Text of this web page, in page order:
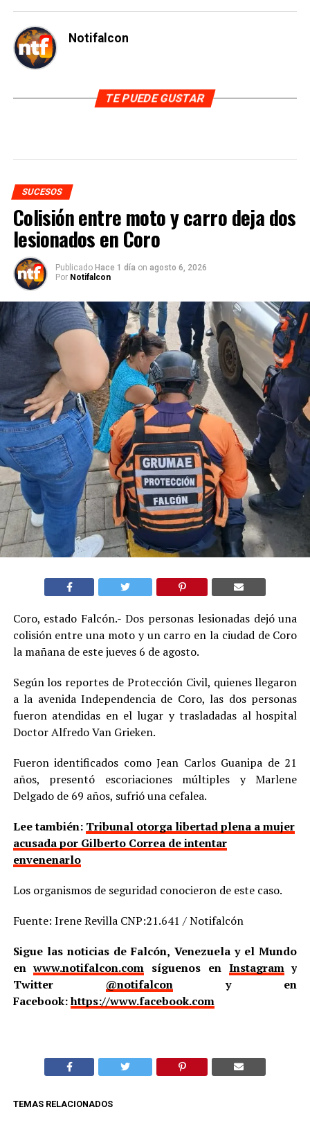
Notifalcon
TE PUEDE GUSTAR
SUCESOS
Colisión entre moto y carro deja dos
lesionados en Coro
Publicado Hace 1 día on agosto 6, 2026
Por Notifalcon
Coro, estado Falcón.- Dos personas lesionadas dejó una
colisión entre una moto y un carro en la ciudad de Coro
la mañana de este jueves 6 de agosto.
Según los reportes de Protección Civil, quienes llegaron
a la avenida Independencia de Coro, las dos personas
fueron atendidas en el lugar y trasladadas al hospital
Doctor Alfredo Van Grieken.
Fueron identificados como Jean Carlos Guanipa de 21
años, presentó escoriaciones múltiples y Marlene
Delgado de 69 años, sufrió una cefalea.
Lee también: Tribunal otorga libertad plena a mujer
acusada por Gilberto Correa de intentar
envenenarlo
Los organismos de seguridad conocieron de este caso.
Fuente: Irene Revilla CNP:21.641 / Notifalcón
Sigue las noticias de Falcón, Venezuela y el Mundo
enwww.notifalcon.com síguenos en Instagramy
Twitter @notifalcony en
Facebook:https://www.facebook.com
TEMAS RELACIONADOS